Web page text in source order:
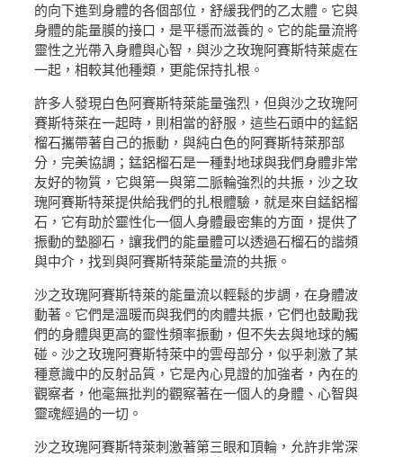
的向下進到身體的各個部位，舒緩我們的乙太體。它與
身體的能量膜的接口，是平穩而滋養的。它的能量流將
靈性之光帶入身體與心智，與沙之玫瑰阿賽斯特萊處在
一起，相較其他種類，更能保持扎根。
許多人發現白色阿賽斯特萊能量強烈，但與沙之玫瑰阿
賽斯特萊在一起時，則相當的舒服，這些石頭中的錳鋁
榴石攜帶著自己的振動，與純白色的阿賽斯特萊那部
分，完美協調；錳鋁榴石是一種對地球與我們身體非常
友好的物質，它與第一與第二脈輪強烈的共振，沙之玫
瑰阿賽斯特萊提供給我們的扎根體驗，就是來自錳鋁榴
石，它有助於靈性化一個人身體最密集的方面，提供了
振動的墊腳石，讓我們的能量體可以透過石榴石的諧頻
與中介，找到與阿賽斯特萊能量流的共振。
沙之玫瑰阿賽斯特萊的能量流以輕鬆的步調，在身體波
動著。它們是溫暖而與我們的肉體共振，它們也鼓勵我
們的身體與更高的靈性頻率振動，但不失去與地球的觸
碰。沙之玫瑰阿賽斯特萊中的雲母部分，似乎刺激了某
種意識中的反射品質，它是內心見證的加強者，內在的
觀察者，他毫無批判的觀察著在一個人的身體、心智與
靈魂經過的一切。
沙之玫瑰阿賽斯特萊刺激著第三眼和頂輪，允許非常深